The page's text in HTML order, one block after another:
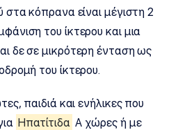
κόπρανα είναι μέγιστη 2
του ίκτερου και μια
δε σε μικρότερη ένταση ως
του ίκτερου.
παιδιά και ενήλικες που
Ηπατίτιδα Α χώρες ή με